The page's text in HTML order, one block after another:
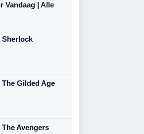
Vandaag | Alle
Sherlock
The Gilded Age
The Avengers